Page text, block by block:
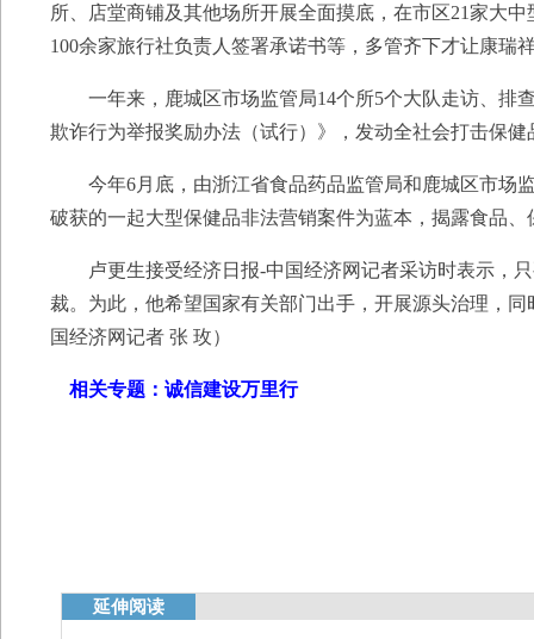
所、店堂商铺及其他场所开展全面摸底，在市区21家大
100余家旅行社负责人签署承诺书等，多管齐下才让康瑞
一年来，鹿城区市场监管局14个所5个大队走访、排
欺诈行为举报奖励办法（试行）》，发动全社会打击保
今年6月底，由浙江省食品药品监管局和鹿城区市场
破获的一起大型保健品非法营销案件为蓝本，揭露食品
卢更生接受经济日报-中国经济网记者采访时表示，只
裁。为此，他希望国家有关部门出手，开展源头治理，
国经济网记者 张 玫）
相关专题： 诚信建设万里行
延伸阅读